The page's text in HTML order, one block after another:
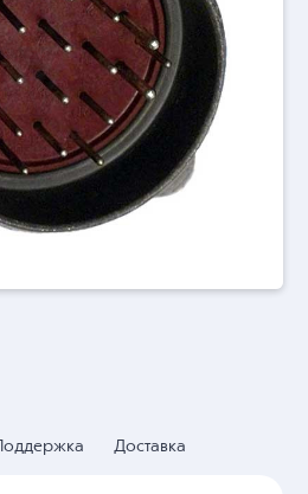
Поддержка Доставка